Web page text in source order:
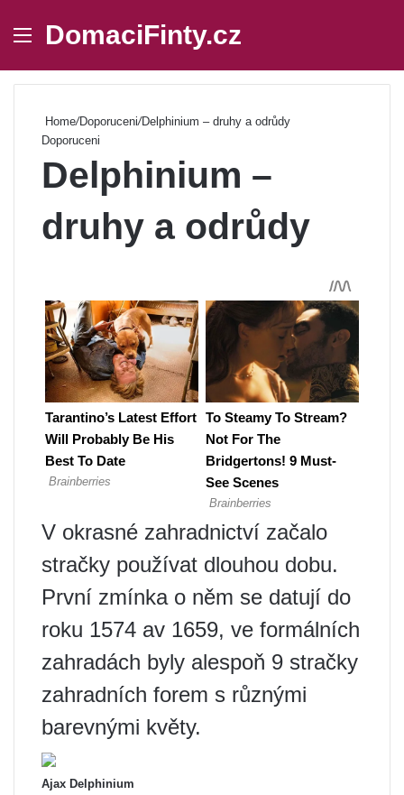
Menu
DomaciFinty.cz
Home/Doporuceni/Delphinium – druhy a odrůdy
Doporuceni
Delphinium –
druhy a odrůdy
V okrasné zahradnictví začalo
stračky používat dlouhou dobu.
První zmínka o něm se datují do
roku 1574 av 1659, ve formálních
zahradách byly alespoň 9 stračky
zahradních forem s různými
barevnými květy.
Ajax Delphinium